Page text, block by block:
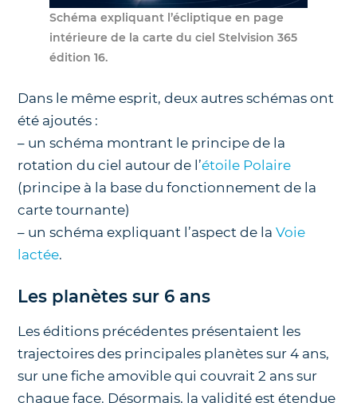
Schéma expliquant l’écliptique en page
intérieure de la carte du ciel Stelvision 365
édition 16.
Dans le même esprit, deux autres schémas ont
été ajoutés :
– un schéma montrant le principe de la
rotation du ciel autour de l’étoile Polaire
(principe à la base du fonctionnement de la
carte tournante)
– un schéma expliquant l’aspect de laVoie
lactée.
Les planètes sur 6 ans
Les éditions précédentes présentaient les
trajectoires des principales planètes sur 4 ans,
sur une fiche amovible qui couvrait 2 ans sur
chaque face. Désormais, la validité est étendue